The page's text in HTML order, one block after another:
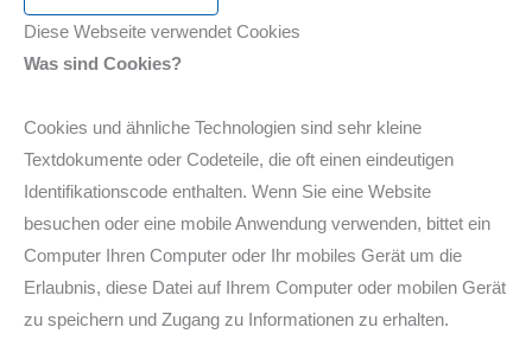
Diese Webseite verwendet Cookies
Was sind Cookies?
Cookies und ähnliche Technologien sind sehr kleine
Textdokumente oder Codeteile, die oft einen eindeutigen
Identifikationscode enthalten. Wenn Sie eine Website
besuchen oder eine mobile Anwendung verwenden, bittet ein
Computer Ihren Computer oder Ihr mobiles Gerät um die
Erlaubnis, diese Datei auf Ihrem Computer oder mobilen Gerät
zu speichern und Zugang zu Informationen zu erhalten.